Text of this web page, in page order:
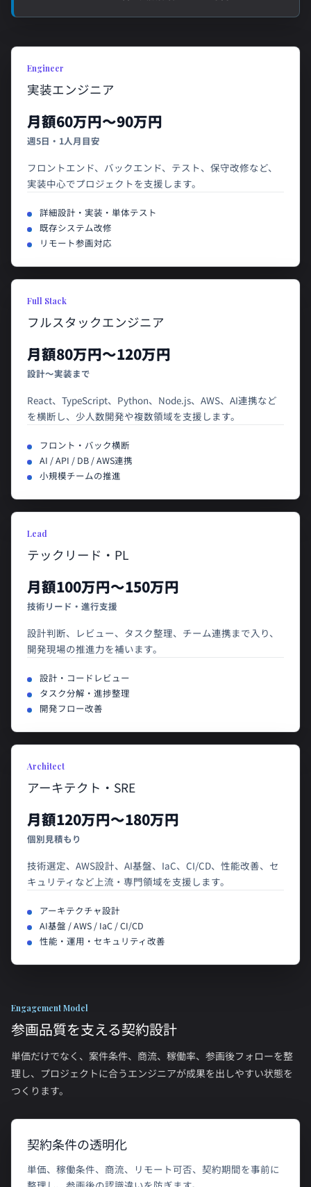
Engineer
実装エンジニア
月額60万円〜90万円
週5日・1人月目安
フロントエンド、バックエンド、テスト、保守改修など、
実装中心でプロジェクトを支援します。
詳細設計・実装・単体テスト
既存システム改修
リモート参画対応
Full Stack
フルスタックエンジニア
月額80万円〜120万円
設計〜実装まで
React、TypeScript、Python、Node.js、AWS、AI連携など
を横断し、少人数開発や複数領域を支援します。
フロント・バック横断
AI / API / DB / AWS連携
小規模チームの推進
Lead
テックリード・PL
月額100万円〜150万円
技術リード・進行支援
設計判断、レビュー、タスク整理、チーム連携まで入り、
開発現場の推進力を補います。
設計・コードレビュー
タスク分解・進捗整理
開発フロー改善
Architect
アーキテクト・SRE
月額120万円〜180万円
個別見積もり
技術選定、AWS設計、AI基盤、IaC、CI/CD、性能改善、セ
キュリティなど上流・専門領域を支援します。
アーキテクチャ設計
AI基盤 / AWS / IaC / CI/CD
性能・運用・セキュリティ改善
Engagement Model
参画品質を支える契約設計
単価だけでなく、案件条件、商流、稼働率、参画後フォローを整
理し、プロジェクトに合うエンジニアが成果を出しやすい状態を
つくります。
契約条件の透明化
単価、稼働条件、商流、リモート可否、契約期間を事前に